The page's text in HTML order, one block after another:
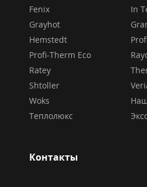
Fenix
In
Grayhot
Hemstedt
Profi-Therm Eco
Ratey
Shtoller
Woks
Теплолюкс
Контакты